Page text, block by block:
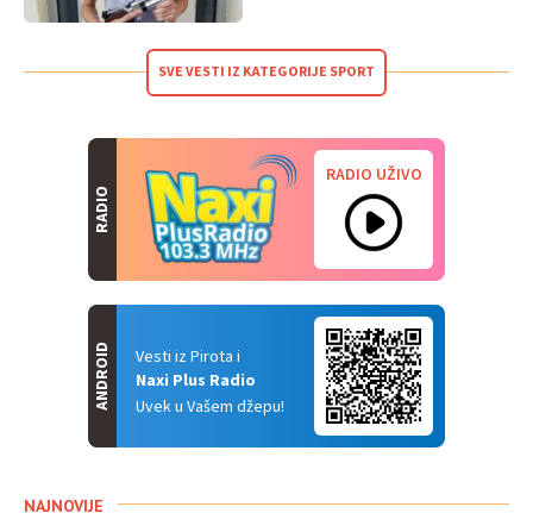
SVE VESTI IZ KATEGORIJE SPORT
RADIO
RADIO UŽIVO
Vesti iz Pirota i
Naxi Plus Radio
Uvek u Vašem džepu!
ANDROID
NAJNOVIJE